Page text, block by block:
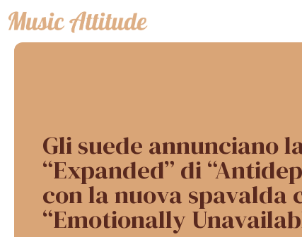
Vai
al
contenuto
Gli suede annunciano
“Expanded” di
con la nuova spavalda
“Emotionally